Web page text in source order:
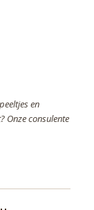
en
Onze consulente